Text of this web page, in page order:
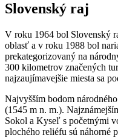
Slovenský raj
V roku 1964 bol Slovenský
oblasť a v roku 1988 bol
prekategorizovaný na
300 kilometrov značených
najzaujímavejšie miesta sa
Najvyšším bodom
(1545 m n. m.).
Sokol a Kyseľ s početnými
plochého reliéfu sú náhorné